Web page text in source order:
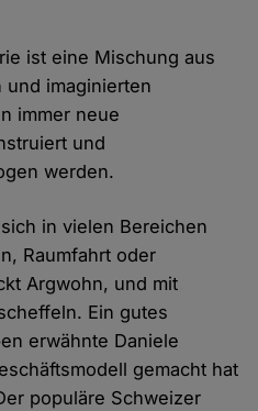
ist eine Mischung aus
und imaginierten
immer neue
und
werden.
in vielen Bereichen
Raumfahrt oder
Argwohn, und mit
Ein gutes
erwähnte Daniele
gemacht hat
populäre Schweizer